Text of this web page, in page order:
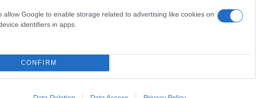
allow Google to enable storage related to advertising like cookies on
identifiers in apps.
CONFIRM
pic.twitter.com/PxwjBLu0Gc
(@WilliamsRacing)September 20, 2025
είχαν ήδη προκαλέσει χάος. Στο Q2 ο Όλιβερ Μπέαρμαν της
έκανε δύο συνεχόμενα λάθη, επηρεάζοντας και τον γύρο
στη 12η θέση μαζί με τον Φερνάντο Αλόνσο, αφήνοντας